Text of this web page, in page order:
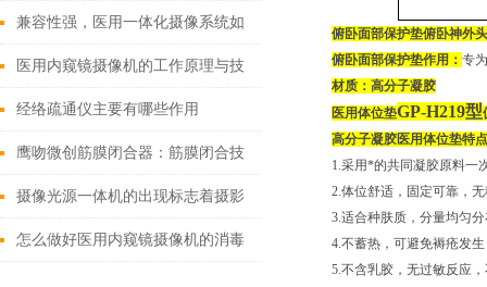
双眼睛”
兼容性强，医用一体化摄像系统如
何改变现有医疗设备格局？
医用内窥镜摄像机的工作原理与技
术创新
经络疏通仪主要有哪些作用
鹰吻微创筋膜闭合器：筋膜闭合技
术大突破
摄像光源一体机的出现标志着摄影
和摄像技术的进一步发展
怎么做好医用内窥镜摄像机的消毒
俯卧面部保护垫俯卧神外
俯卧面部保护垫作用： 专
材质：高分子凝胶
医用体位垫GP-H219型
高分子凝胶医用体位垫特
1.采用*的共同凝胶原料一
2.体位舒适，固定可靠，
3.适合种肤质，分量均匀
4.不蓄热，可避免褥疮发
5.不含乳胶，无过敏反应